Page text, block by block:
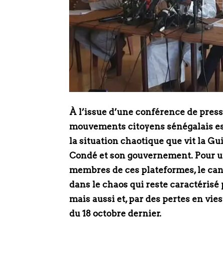
À l’issue d’une conférence de
mouvements citoyens sénégalais
la situation chaotique que vit la
Condé et son gouvernement.
membres de ces plateformes, le
dans le chaos qui reste
mais aussi et, par des pertes en
du 18 octobre dernier.